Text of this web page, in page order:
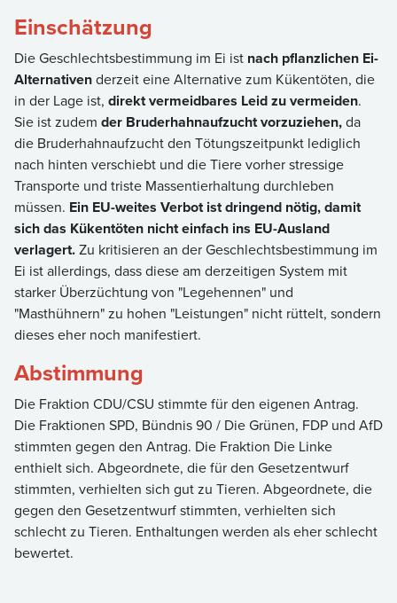
Einschätzung
Die Geschlechtsbestimmung im Ei ist nach pflanzlichen Ei-
Alternativenderzeit eine Alternative zum Kükentöten, die
in der Lage ist, direkt vermeidbares Leid zu vermeiden.
Sie ist zudem der Bruderhahnaufzucht vorzuziehen,da
die Bruderhahnaufzucht den Tötungszeitpunkt lediglich
nach hinten verschiebt und die Tiere vorher stressige
Transporte und triste Massentierhaltung durchleben
müssen. Ein EU-weites Verbot ist dringend nötig, damit
sich das Kükentöten nicht einfach ins EU-Ausland
verlagert.Zu kritisieren an der Geschlechtsbestimmung im
Ei ist allerdings, dass diese am derzeitigen System mit
starker Überzüchtung von "Legehennen" und
"Masthühnern" zu hohen "Leistungen" nicht rüttelt, sondern
dieses eher noch manifestiert.
Abstimmung
Die Fraktion CDU/CSU stimmte für den eigenen Antrag.
Die Fraktionen SPD, Bündnis 90 / Die Grünen, FDP und AfD
stimmten gegen den Antrag. Die Fraktion Die Linke
enthielt sich. Abgeordnete, die für den Gesetzentwurf
stimmten, verhielten sich gut zu Tieren. Abgeordnete, die
gegen den Gesetzentwurf stimmten, verhielten sich
schlecht zu Tieren. Enthaltungen werden als eher schlecht
bewertet.